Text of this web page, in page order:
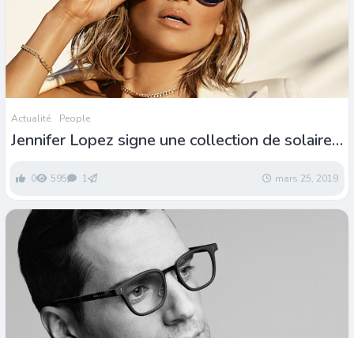
Actualité People
Jennifer Lopez signe une collection de solaires
0 595 1 mars 25, 2019